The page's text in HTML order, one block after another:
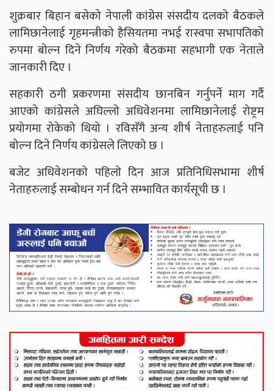
शुक्रबार बिहान बसेको नेपाली कांग्रेस संसदीय दलको बैठकले
लामिछानेलाई गृहमन्त्रीको हैसियतमा नभई रास्वपा सभापतिको
रुपमा बोल्न दिने निर्णय गरेको बैठकमा सहभागी एक नेताले
जानकारी दिए ।
सहकारी ठगी प्रकरणमा संसदीय छानबिन गर्नुपर्ने माग गर्दै
आएको कांग्रेसले अघिल्लो अधिवेशनमा लामिछानेलाई रोष्ट्रम
प्रयोगमा रोकेको थियो । रविसँगै अन्य शीर्ष नेताहरुलाई पनि
बोल्न दिने निर्णय कांग्रेसले लिएको छ ।
बजेट अधिवेशनको पहिलो दिन आज प्रतिनिधिसभामा शीर्ष
नेताहरुलाई सम्बोधन गर्न दिने सम्भावित कार्यसूची छ ।